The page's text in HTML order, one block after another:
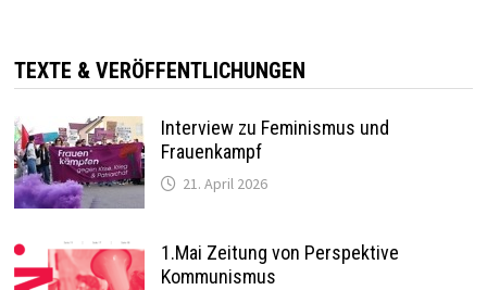
TEXTE & VERÖFFENTLICHUNGEN
Interview zu Feminismus und
Frauenkampf
21. April 2026
1.Mai Zeitung von Perspektive
Kommunismus